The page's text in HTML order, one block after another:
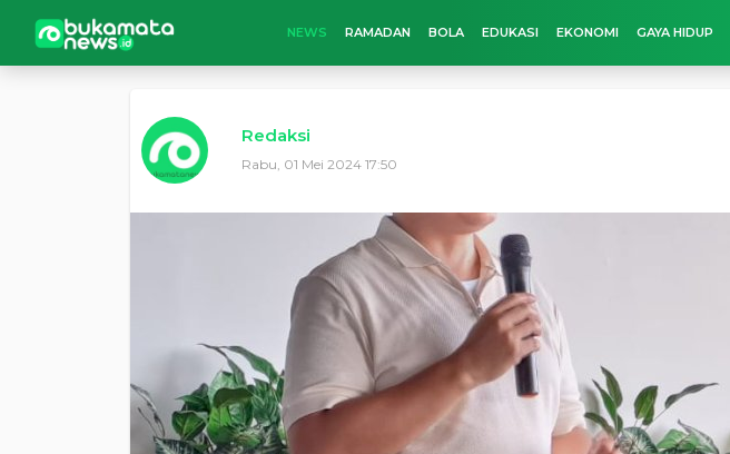
NEWS RAMADAN BOLA EDUKASI EKONOMI GAYA HIDUP
Redaksi
Rabu, 01 Mei 2024 17:50